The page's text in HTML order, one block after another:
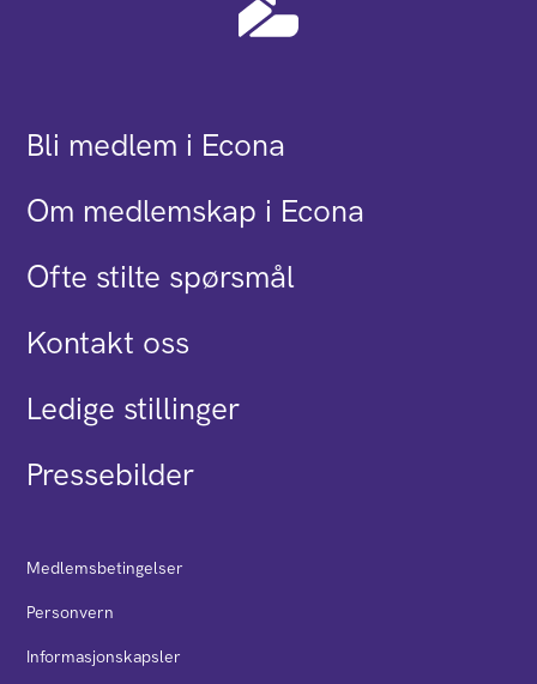
Bli medlem i Econa
Om medlemskap i Econa
Ofte stilte spørsmål
Kontakt oss
Ledige stillinger
Pressebilder
Medlemsbetingelser
Personvern
Informasjonskapsler